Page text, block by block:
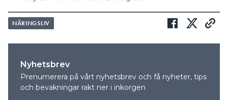
NÄRINGSLIV
Nyhetsbrev
Prenumerera på vårt nyhetsbrev och få nyheter, tips
och bevakningar rakt ner i inkorgen